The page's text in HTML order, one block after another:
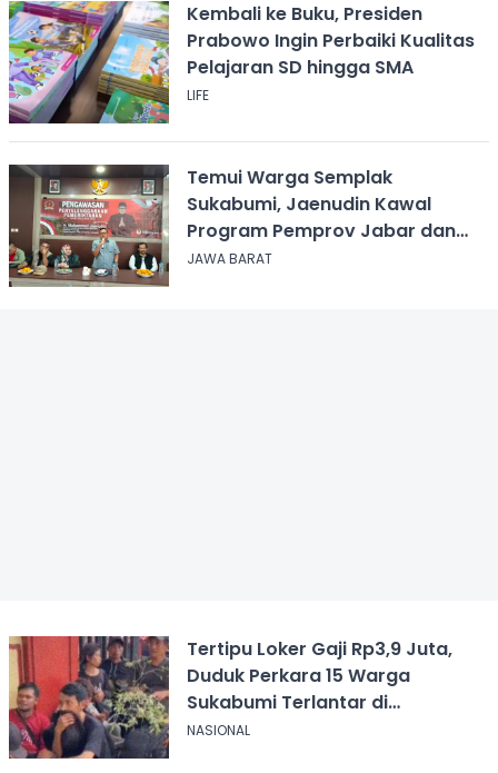
Kembali ke Buku, Presiden
Prabowo Ingin Perbaiki Kualitas
Pelajaran SD hingga SMA
LIFE
Temui Warga Semplak
Sukabumi, Jaenudin Kawal
Program Pemprov Jabar dan
Serap Aspirasi
JAWA BARAT
Tertipu Loker Gaji Rp3,9 Juta,
Duduk Perkara 15 Warga
Sukabumi Terlantar di
Kalimantan
NASIONAL